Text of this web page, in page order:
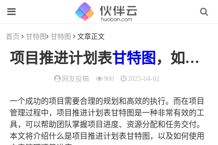
首页 甘特图 甘特图 文章正文
项目推进计划表甘特图 ，如何有效
网友投稿 900 2025-04-02
一个成功的项目需要合理的规划和高效的执行。而在项目
管理过程中，项目推进计划表甘特图是一种非常有效的工
具，可以帮助团队掌握项目进度、资源分配和任务交付。
本文将介绍什么是项目推进计划表甘特图，以及如何使用